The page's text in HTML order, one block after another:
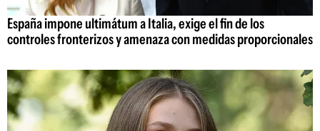
España impone ultimátum a Italia, exige el fin de los
controles fronterizos y amenaza con medidas proporcionales